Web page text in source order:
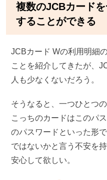
複数のJCBカード
することができる
JCBカード Wの利用明細
ことを紹介してきたが、
人も少なくないだろう。
そうなると、一つひとつ
こっちのカードはこのパ
のパスワードといった形
ではないかと言う不安を
安心して欲しい。